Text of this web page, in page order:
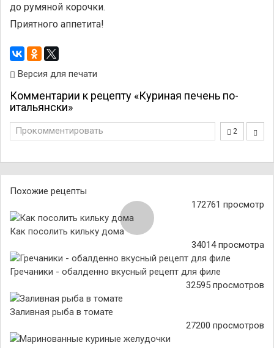
до румяной корочки.
Приятного аппетита!
Версия для печати
Комментарии к рецепту «Куриная печень по-
итальянски»
2
Прокомментировать
Похожие рецепты
172761 просмотр
Как посолить кильку дома
34014 просмотра
Гречаники - обалденно вкусный рецепт для филе
32595 просмотров
Заливная рыба в томате
27200 просмотров